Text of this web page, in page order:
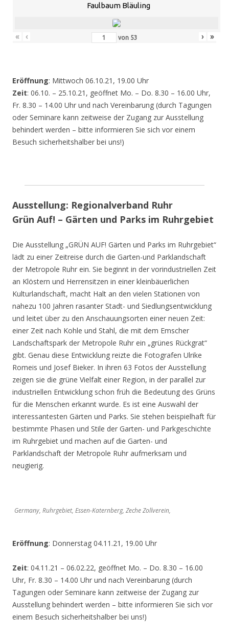
Faulbaum Bläuling
« ‹ von 53 › »
Eröffnung: Mittwoch 06.10.21, 19.00 Uhr
Zeit: 06.10. – 25.10.21, geöffnet Mo. – Do. 8.30 – 16.00 Uhr,
Fr. 8.30 – 14.00 Uhr und nach Vereinbarung (durch Tagungen
oder Seminare kann zeitweise der Zugang zur Ausstellung
behindert werden – bitte informieren Sie sich vor einem
Besuch sicherheitshalber bei uns!)
Ausstellung: Regionalverband Ruhr
Grün Auf! – Gärten und Parks im Ruhrgebiet
Die Ausstellung „GRÜN AUF! Gärten und Parks im Ruhrgebiet“
lädt zu einer Zeitreise durch die Garten-und Parklandschaft
der Metropole Ruhr ein. Sie beginnt in der vorindustriellen Zeit
an Klöstern und Herrensitzen in einer kleinbäuerlichen
Kulturlandschaft, macht Halt an den vielen Stationen von
nahezu 100 Jahren rasanter Stadt- und Siedlungsentwicklung
und leitet über zu den Anschauungsorten einer neuen Zeit:
einer Zeit nach Kohle und Stahl, die mit dem Emscher
Landschaftspark der Metropole Ruhr ein „grünes Rückgrat“
gibt. Genau diese Entwicklung reizte die Fotografen Ulrike
Romeis und Josef Bieker. In ihren 63 Fotos der Ausstellung
zeigen sie die grüne Vielfalt einer Region, in der parallel zur
industriellen Entwicklung schon früh die Bedeutung des Grüns
für die Menschen erkannt wurde. Es ist eine Auswahl der
interessantesten Gärten und Parks. Sie stehen beispielhaft für
bestimmte Phasen und Stile der Garten- und Parkgeschichte
im Ruhrgebiet und machen auf die Garten- und
Parklandschaft der Metropole Ruhr aufmerksam und
neugierig.
Germany, Ruhrgebiet, Essen-Katernberg, Zeche Zollverein,
Eröffnung: Donnerstag 04.11.21, 19.00 Uhr
Zeit: 04.11.21 – 06.02.22, geöffnet Mo. – Do. 8.30 – 16.00
Uhr, Fr. 8.30 – 14.00 Uhr und nach Vereinbarung (durch
Tagungen oder Seminare kann zeitweise der Zugang zur
Ausstellung behindert werden – bitte informieren Sie sich vor
einem Besuch sicherheitshalber bei uns!)